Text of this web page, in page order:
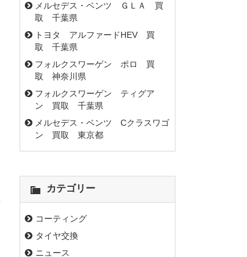
メルセデス・ベンツ ＧＬＡ 買
取 千葉県
トヨタ アルファードHEV 買
取 千葉県
フォルクスワーゲン ポロ 買
取 神奈川県
フォルクスワーゲン ティグア
ン 買取 千葉県
メルセデス・ベンツ Cクラスワゴ
ン 買取 東京都
カテゴリー
コーティング
タイヤ交換
ニュース